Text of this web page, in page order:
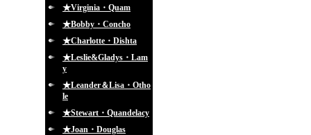
★Virginia・Quam
★Bobby・Concho
★Charlotte・Dishta
★Leslie&Gladys・Lam
y
★Leander＆Lisa・Otho
le
★Stewart・Quandelacy
★Joan・Douglas